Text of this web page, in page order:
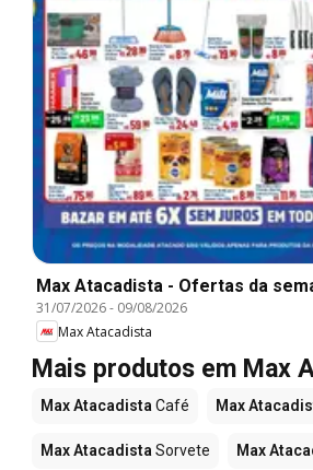
Max Atacadista - Ofertas da
31/07/2026- 09/08/2026
Max Atacadista
Mais produtos em Max
Max AtacadistaCafé Max
Max AtacadistaSorvete Max